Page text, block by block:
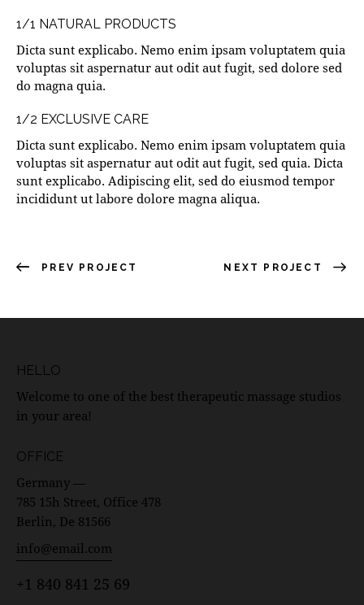
1/1 NATURAL PRODUCTS
Dicta sunt explicabo. Nemo enim ipsam voluptatem quia
voluptas sit aspernatur aut odit aut fugit, sed dolore sed
do magna quia.
1/2 EXCLUSIVE CARE
Dicta sunt explicabo. Nemo enim ipsam voluptatem quia
voluptas sit aspernatur aut odit aut fugit, sed quia. Dicta
sunt explicabo. Adipiscing elit, sed do eiusmod tempor
incididunt ut labore dolore magna aliqua.
PREV PROJECT NEXT PROJECT
HELLO
Welcome to one of the best therapeutic massage studios
in your area!
OFFICE
Germany —
785 15h Street, Office 478
Berlin, De 81566
info@email.com
+1 840 841 25 69